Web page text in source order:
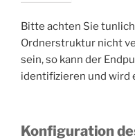
Bitte achten Sie
Ordnerstruktur nicht
sein, so kann der
identifizieren und wird
Konfiguration